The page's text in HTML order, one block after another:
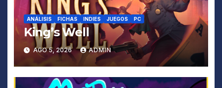
ANÁLISIS FICHAS INDIES JUEGOS PC
King’s Well
AGO 5, 2026 ADMIN